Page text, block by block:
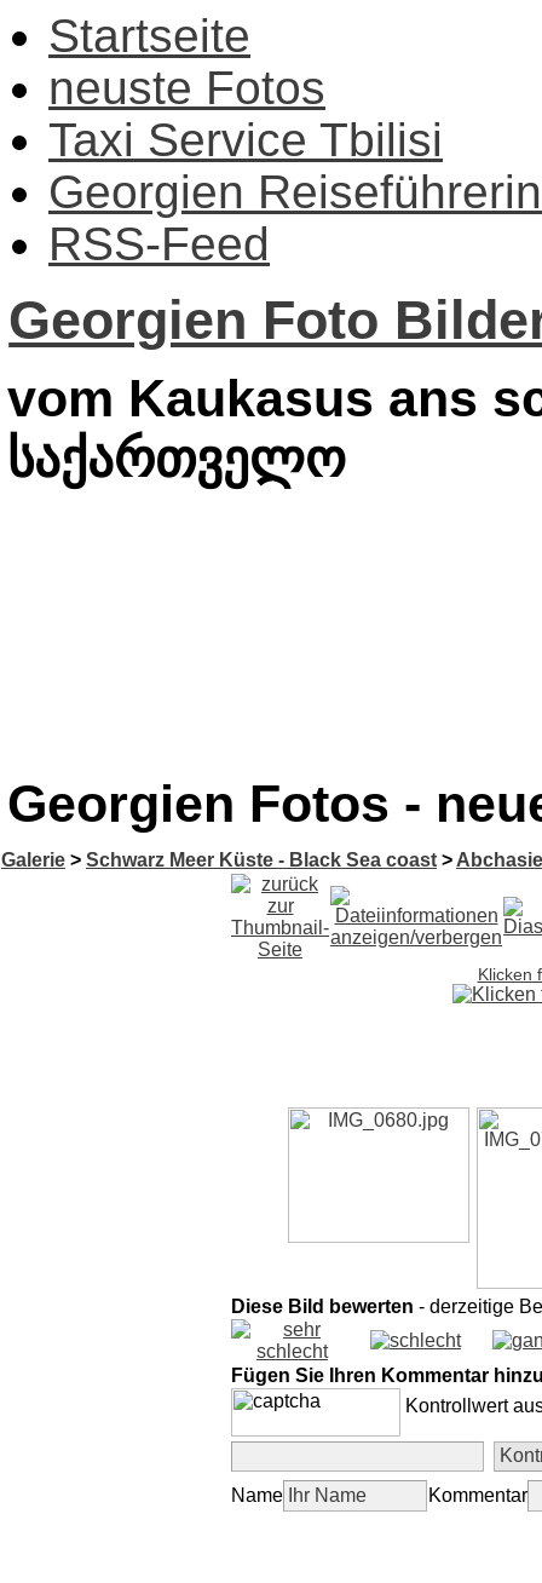
Startseite
neuste Fotos
Taxi Service Tbilisi
Georgien Reiseführerin
RSS-Feed
Georgien Foto
vom Kaukasus ans
საქართველო
Georgien Fotos -
Galerie > Schwarz Meer Küste - Black Sea coast >
Klicken
Diese Bild bewerten - derzeitige
Fügen Sie Ihren Kommentar
Kontrollwert
Name Kommentar